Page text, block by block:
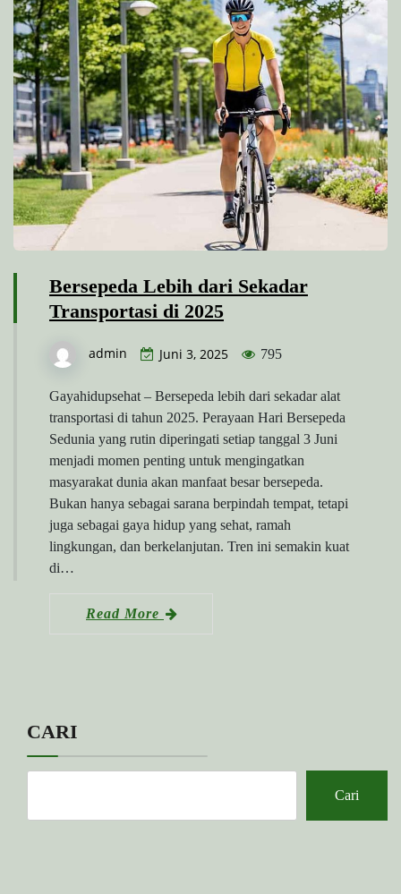
Bersepeda Lebih dari Sekadar
Transportasi di 2025
admin Juni 3, 2025 795
Gayahidupsehat – Bersepeda lebih dari sekadar alat
transportasi di tahun 2025. Perayaan Hari Bersepeda
Sedunia yang rutin diperingati setiap tanggal 3 Juni
menjadi momen penting untuk mengingatkan
masyarakat dunia akan manfaat besar bersepeda.
Bukan hanya sebagai sarana berpindah tempat, tetapi
juga sebagai gaya hidup yang sehat, ramah
lingkungan, dan berkelanjutan. Tren ini semakin kuat
di…
Read More
CARI
Cari